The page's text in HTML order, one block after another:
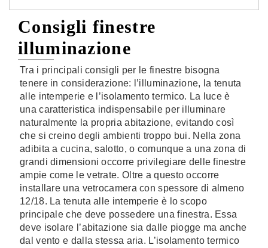
Consigli finestre
illuminazione
Tra i principali consigli per le finestre bisogna
tenere in considerazione: l’illuminazione, la tenuta
alle intemperie e l’isolamento termico. La luce è
una caratteristica indispensabile per illuminare
naturalmente la propria abitazione, evitando così
che si creino degli ambienti troppo bui. Nella zona
adibita a cucina, salotto, o comunque a una zona di
grandi dimensioni occorre privilegiare delle finestre
ampie come le vetrate. Oltre a questo occorre
installare una vetrocamera con spessore di almeno
12/18. La tenuta alle intemperie è lo scopo
principale che deve possedere una finestra. Essa
deve isolare l’abitazione sia dalle piogge ma anche
dal vento e dalla stessa aria. L’isolamento termico